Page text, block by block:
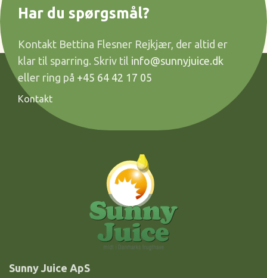
Har du spørgsmål?
Kontakt Bettina Flesner Rejkjær, der altid er
klar til sparring. Skriv til info@sunnyjuice.dk
eller ring på +45 64 42 17 05
Kontakt
Sunny Juice ApS